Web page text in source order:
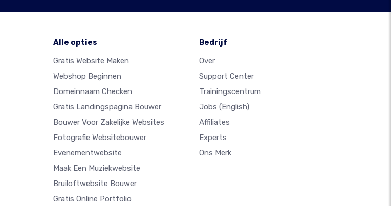
Alle opties
Gratis Website Maken
Webshop Beginnen
Domeinnaam Checken
Gratis Landingspagina Bouwer
Bouwer Voor Zakelijke Websites
Fotografie Websitebouwer
Evenementwebsite
Maak Een Muziekwebsite
Bruiloftwebsite Bouwer
Gratis Online Portfolio
Bedrijf
Over
Support Center
Trainingscentrum
Jobs (English)
Affiliates
Experts
Ons Merk